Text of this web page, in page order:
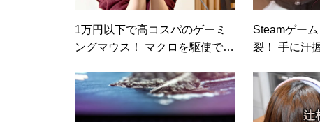
1万円以下で高コスパのゲーミ
ングマウス！ マクロを駆使でき
ガジン）
Steamゲー
裂！ 手に汗
ダウ）」